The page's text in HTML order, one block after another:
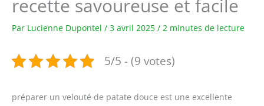
recette savoureuse et facile
Par Lucienne Dupontel / 3 avril 2025 / 2 minutes de lecture
5/5 - (9 votes)
préparer un velouté de patate douce est une excellente